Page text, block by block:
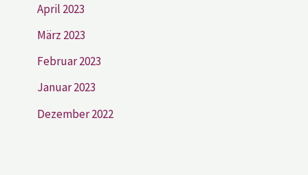
April 2023
März 2023
Februar 2023
Januar 2023
Dezember 2022